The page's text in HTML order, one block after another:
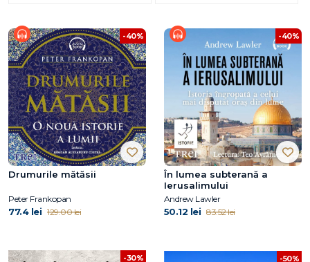
-40%
Drumurile mătăsii
Peter Frankopan
77.4 lei 129.00 lei
-40%
În lumea subterană a
Ierusalimului
Andrew Lawler
50.12 lei 83.52 lei
-30% -50%